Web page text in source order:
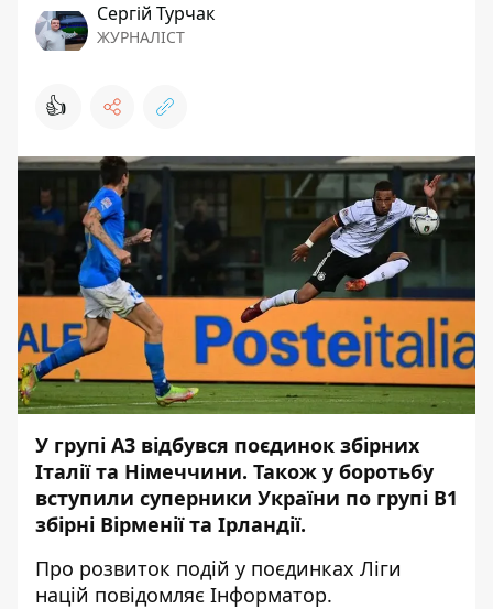
Сергій Турчак
ЖУРНАЛІСТ
👍
У групі А3 відбувся поєдинок збірних
Італії та Німеччини. Також у боротьбу
вступили суперники України по групі В1
збірні Вірменії та Ірландії.
Про розвиток подій у поєдинках Ліги
націй повідомляє Інформатор.